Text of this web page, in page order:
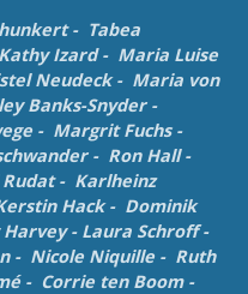
- Tabea
Kathy Izard- Maria Luise
Neudeck- Maria von
Banks-Snyder-
- Margrit Fuchs-
- Ron Hall-
- Karlheinz
Hack- Dominik
Harvey- Laura Schroff-
- Nicole Niquille - Ruth
- Corrie ten Boom-